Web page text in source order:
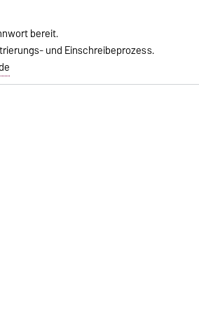
bereit.
und Einschreibeprozess.